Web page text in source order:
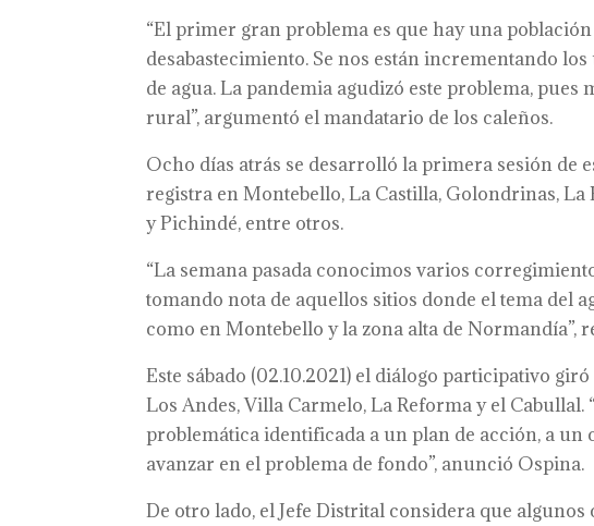
“El primer gran problema es que hay una
desabastecimiento. Se nos están incrementando
de agua. La pandemia agudizó este problema,
rural”, argumentó el mandatario de los caleños.
Ocho días atrás se desarrolló la primera sesión de
registra en Montebello, La Castilla, Golondrinas, La
y Pichindé, entre otros.
“La semana pasada conocimos varios
tomando nota de aquellos sitios donde el tema del
como en Montebello y la zona alta de Normandía”,
Este sábado (02.10.2021) el diálogo participativo
Los Andes, Villa Carmelo, La Reforma y el
problemática identificada a un plan de acción, a
avanzar en el problema de fondo”, anunció Ospina.
De otro lado, el Jefe Distrital considera que